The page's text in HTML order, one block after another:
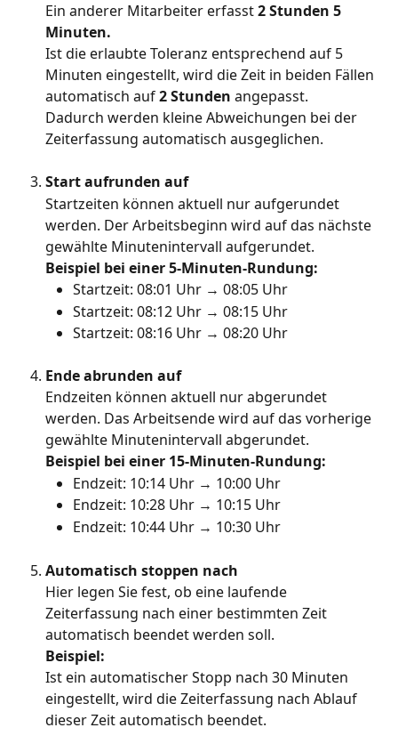
Ein anderer Mitarbeiter erfasst 2 Stunden 5
Minuten.
Ist die erlaubte Toleranz entsprechend auf 5
Minuten eingestellt, wird die Zeit in beiden Fällen
automatisch auf 2 Stunden angepasst.
Dadurch werden kleine Abweichungen bei der
Zeiterfassung automatisch ausgeglichen.
Start aufrunden auf
Startzeiten können aktuell nur aufgerundet
werden. Der Arbeitsbeginn wird auf das nächste
gewählte Minutenintervall aufgerundet.
Beispiel bei einer 5-Minuten-Rundung:
Startzeit: 08:01 Uhr → 08:05 Uhr
Startzeit: 08:12 Uhr → 08:15 Uhr
Startzeit: 08:16 Uhr → 08:20 Uhr
Ende abrunden auf
Endzeiten können aktuell nur abgerundet
werden. Das Arbeitsende wird auf das vorherige
gewählte Minutenintervall abgerundet.
Beispiel bei einer 15-Minuten-Rundung:
Endzeit: 10:14 Uhr → 10:00 Uhr
Endzeit: 10:28 Uhr → 10:15 Uhr
Endzeit: 10:44 Uhr → 10:30 Uhr
Automatisch stoppen nach
Hier legen Sie fest, ob eine laufende
Zeiterfassung nach einer bestimmten Zeit
automatisch beendet werden soll.
Beispiel:
Ist ein automatischer Stopp nach 30 Minuten
eingestellt, wird die Zeiterfassung nach Ablauf
dieser Zeit automatisch beendet.